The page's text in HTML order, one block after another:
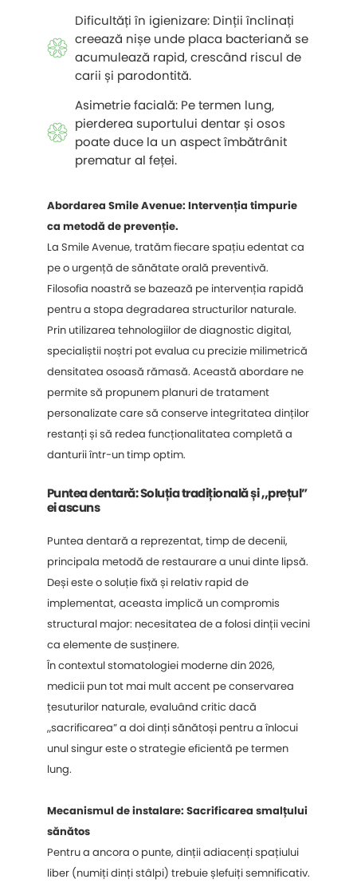
Dificultăți în igienizare: Dinții înclinați
creează nișe unde placa bacteriană se
acumulează rapid, crescând riscul de
carii și parodontită.
Asimetrie facială: Pe termen lung,
pierderea suportului dentar și osos
poate duce la un aspect îmbătrânit
prematur al feței.
Abordarea Smile Avenue: Intervenția timpurie
ca metodă de prevenție.
La Smile Avenue, tratăm fiecare spațiu edentat ca
pe o urgență de sănătate orală preventivă.
Filosofia noastră se bazează pe intervenția rapidă
pentru a stopa degradarea structurilor naturale.
Prin utilizarea tehnologiilor de diagnostic digital,
specialiștii noștri pot evalua cu precizie milimetrică
densitatea osoasă rămasă. Această abordare ne
permite să propunem planuri de tratament
personalizate care să conserve integritatea dinților
restanți și să redea funcționalitatea completă a
danturii într-un timp optim.
Puntea dentară: Soluția tradițională și „prețul”
ei ascuns
Puntea dentară a reprezentat, timp de decenii,
principala metodă de restaurare a unui dinte lipsă.
Deși este o soluție fixă și relativ rapid de
implementat, aceasta implică un compromis
structural major: necesitatea de a folosi dinții vecini
ca elemente de susținere.
În contextul stomatologiei moderne din 2026,
medicii pun tot mai mult accent pe conservarea
țesuturilor naturale, evaluând critic dacă
„sacrificarea” a doi dinți sănătoși pentru a înlocui
unul singur este o strategie eficientă pe termen
lung.
Mecanismul de instalare: Sacrificarea smalțului
sănătos
Pentru a ancora o punte, dinții adiacenți spațiului
liber (numiți dinți stâlpi) trebuie șlefuiți semnificativ.